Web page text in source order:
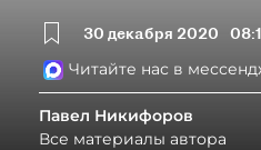
30 декабря 2020
Читайте нас в
Павел Никифоров
Все материалы автора